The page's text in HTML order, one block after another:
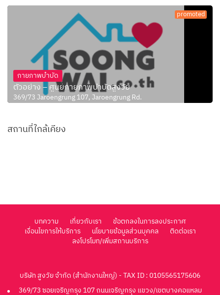
promoted
กายภาพบำบัด
ตัวอย่าง – ศูนย์กายภาพบำบัดสูงวัย
369/73 Jaroengrung 107, Jaroengrung Rd.
สถานที่ใกล้เคียง
บทความ เกี่ยวกับเรา
ข้อตกลงในการลงประกาศ
เงื่อนไขการให้บริการ
นโยบายข้อมูลส่วนบุคคล
ติดต่อเรา
ลงโปรโมท/เพิ่มสถานบริการ
บริษัท สูงวัย จำกัด (สำนักงานใหญ่) - TAX ID : 0105565175606
369/73 ซอยเจริญกรุง 107 ถนนเจริญกรุง แขวง/เขตบางคอแหลม